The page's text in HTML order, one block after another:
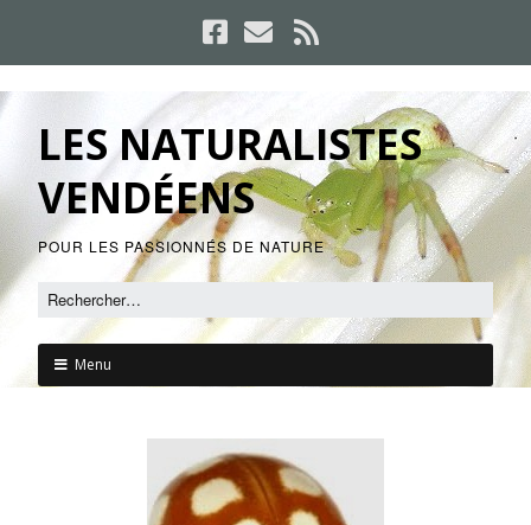
LES NATURALISTES
VENDÉENS
POUR LES PASSIONNÉS DE NATURE
Menu